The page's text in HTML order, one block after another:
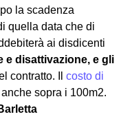
la scadenza
quella data che di
ai disdicenti
e disattivazione, e gli
contratto. Il costo di
sopra i 100m2.